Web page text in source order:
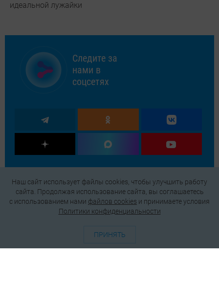
идеальной лужайки
Следите за
нами в
соцсетях
Наш сайт использует файлы cookies, чтобы улучшить работу
сайта. Продолжая использование сайта, вы соглашаетесь
c использованием нами файлов cookies и принимаете условия
Политики конфиденциальности
ПРИНЯТЬ